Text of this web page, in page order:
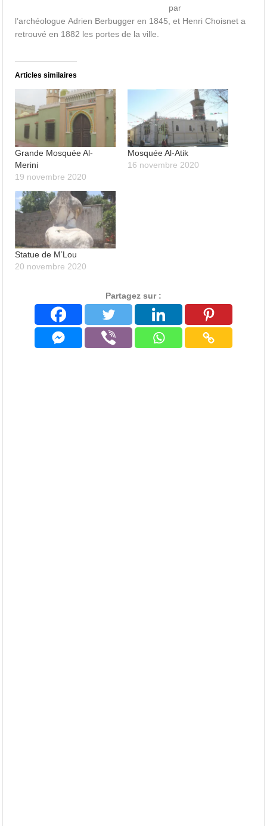
par
l’archéologue Adrien Berbugger en 1845, et Henri Choisnet a
retrouvé en 1882 les portes de la ville.
Articles similaires
Grande Mosquée Al-
Merini
19 novembre 2020
Mosquée Al-Atik
16 novembre 2020
Statue de M’Lou
20 novembre 2020
Partagez sur :